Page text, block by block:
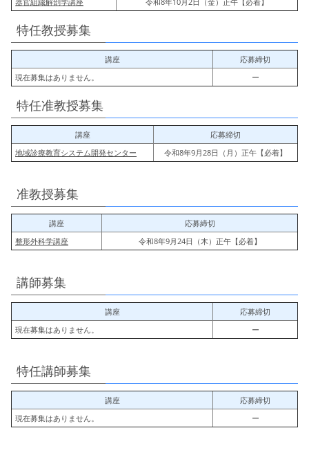
特任教授募集
講座
応募締切
現在募集はありません。
ー
特任准教授募集
講座
応募締切
地域診療教育システム開発センター
令和8年9月28日（月）正午【必着】
准教授募集
講座
応募締切
整形外科学講座
令和8年9月24日（木）正午【必着】
講師募集
講座
応募締切
現在募集はありません。
ー
特任講師募集
講座
応募締切
現在募集はありません。
ー